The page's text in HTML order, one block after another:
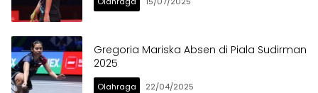
Gregoria Mariska Absen di Piala Sudirman
2025
Olahraga 22/04/2025